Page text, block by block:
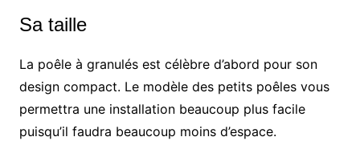
Sa taille
La poêle à granulés est célèbre d’abord pour son
design compact. Le modèle des petits poêles vous
permettra une installation beaucoup plus facile
puisqu’il faudra beaucoup moins d’espace.